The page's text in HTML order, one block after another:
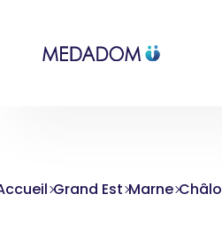
Grand Est Marne